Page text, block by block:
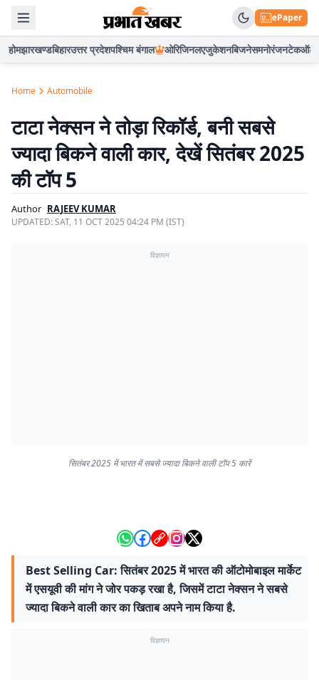
ePaper
होमझारखण्डबिहारउत्तर प्रदेशपश्चिम बंगाल ओरिजिनलएजुकेशनबिजनेसमनोरंजनटेकऑटो
Home Automobile
टाटा नेक्सन ने तोड़ा रिकॉर्ड, बनी सबसे
ज्यादा बिकने वाली कार, देखें सितंबर 2025
की टॉप 5
Author RAJEEV KUMAR
UPDATED:SAT, 11 OCT 2025 04:24 PM (IST)
विज्ञापन
सितंबर 2025 में भारत में सबसे ज्यादा बिकने वाली टॉप 5 कारें
Best Selling Car: सितंबर 2025 में भारत की ऑटोमोबाइल मार्केट
में एसयूवी की मांग ने जोर पकड़ रखा है, जिसमें टाटा नेक्सन ने सबसे
ज्यादा बिकने वाली कार का खिताब अपने नाम किया है.
विज्ञापन